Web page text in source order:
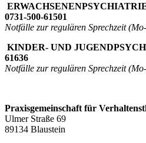
0731-500-61501
Notfälle zur regulären Sprechzeit
KINDER- UND
61636
Notfälle zur regulären Sprechzeit
Praxisgemeinschaft für
Ulmer Straße 69
89134 Blaustein